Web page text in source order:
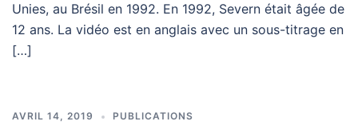
Unies, au Brésil en 1992. En 1992, Severn était âgée de
12 ans. La vidéo est en anglais avec un sous-titrage en
[…]
AVRIL 14, 2019 PUBLICATIONS